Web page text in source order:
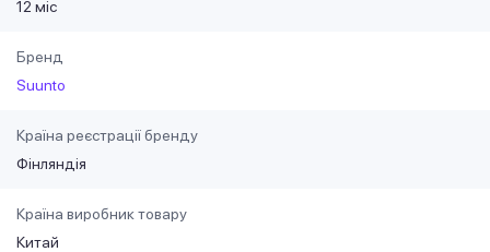
12 міс
Бренд
Suunto
Країна реєстрації бренду
Фінляндія
Країна виробник товару
Китай